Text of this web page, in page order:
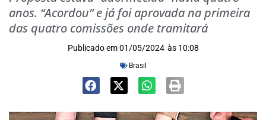
anos. “Acordou” e já foi aprovada na primeira
das quatro comissões onde tramitará
Publicado em 01/05/2024 às 10:08
Brasil